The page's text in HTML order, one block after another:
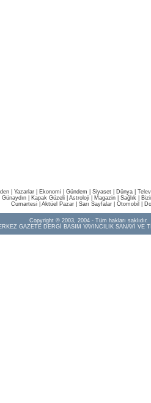
Yazarlar Ekonomi Gündem Siyaset Dünya |
Günaydın Kapak Güzeli Astroloji Magazin Sağlık
Cumartesi| Aktüel Pazar| Sarı Sayfalar| Otomobil
Copyright © 2003, 2004 - Tüm hakları saklıdır.
GAZETE DERGİ BASIM YAYINCILIK SANAYİ VE